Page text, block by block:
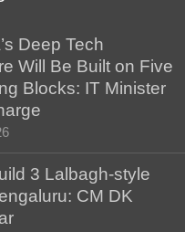
Deep Tech
Will Be Built on Five
Blocks: IT Minister
3 Lalbagh-style
CM DK